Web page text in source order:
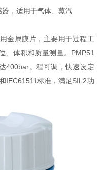
，适用于气体、蒸汽
金属膜片，主要用于过程工
、体积和质量测量。PMP51
400bar。程可调，快速设定
IEC61511标准，满足SIL2功